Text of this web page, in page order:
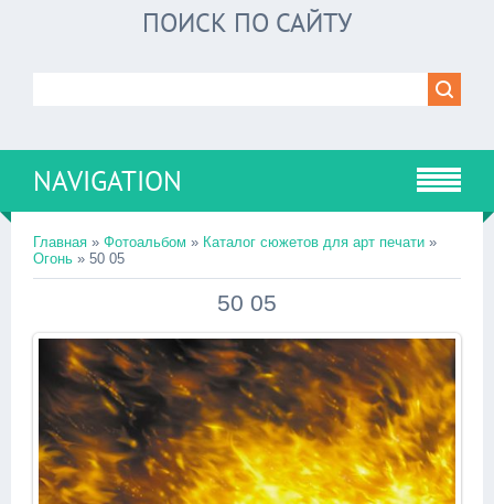
ПОИСК ПО САЙТУ
NAVIGATION
Главная » Фотоальбом » Каталог сюжетов для арт печати »
Огонь » 50 05
50 05